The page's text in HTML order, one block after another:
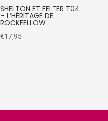
SHELTON ET FELTER T04
– L’HÉRITAGE DE
ROCKFELLOW
€17,95